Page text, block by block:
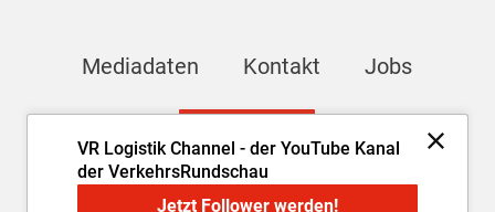
VR Logistik Channel - der YouTube Kanal
der VerkehrsRundschau
Jetzt Follower werden!
Mediadaten Kontakt Jobs
AGB Datenschutz Cookie-Einstellungen